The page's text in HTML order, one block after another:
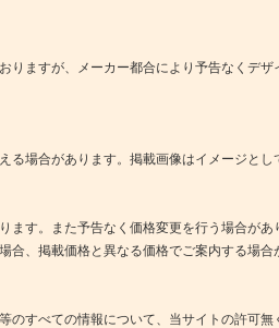
りますが、メーカー都合により予告なくデザ
場合があります。掲載画像はイメージとし
す。また予告なく価格変更を行う場合があ
、掲載価格と異なる価格でご案内する場合
すべての情報について、当サイトの許可無